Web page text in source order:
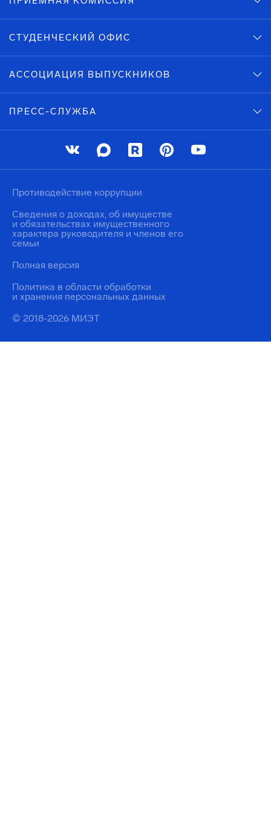
30.
32. РПД
35. РПД
37. РПД БД
39.
09.03.01
СТУДЕНЧЕСКИЙ ОФИС
АССОЦИАЦИЯ ВЫПУСКНИКОВ
ПРЕСС-СЛУЖБА
© 2018-2026 МИЭТ
Политика в области обработки
и хранения персональных данных
Противодействие коррупции
Сведения о доходах, об имуществе
и обязательствах имущественного
характера руководителя и членов его
семьи
Полная версия